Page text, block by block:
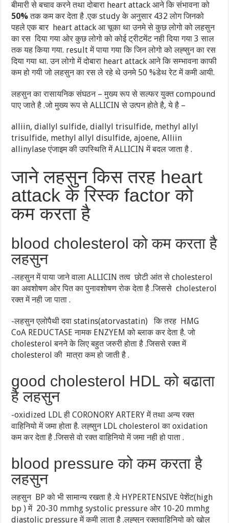
बीमारी से बचाव करने तथा दोबारा heart attack आने कि संभावना को
50%तक कम कर देता है .एक study के अनुसार 432 लोग जिनको
पहले एक बार heart attack आ चूका था उनमे से कुछ लोगो को लहसुन
का रस दिया गया ओर कुछ लोगो को कोई ट्रीटमेंट नही दिया गया 3 साल
तक यह किया गया. result में पाया गया कि जिन लोगो को लह्सुन का रस
दिया गया था. उन लोगो में दोबारा heart attack आने कि सम्भावना काफी
कम हो गयी जो लहसुन का रस ले रहे थे उनमे 50 %डेथ रेट में कमी आयी.
लहसुन का रासायनिक संघठन – मुख्य रूप से सल्फर युक्त compound
पाए जाते है .जो मुख्य रूप से ALLICIN से उत्पन होते है, ये है –
alliin, diallyl sulfide, diallyl trisulfide, methyl allyl
trisulfide, methyl allyl disulfide, ajoene, Alliin
allinylase एंजाइम की उपस्थिति में ALLICIN में बदल जाता है .
जाने लहसुन किस तरह heart
attack के रिस्क factor को
कम करता है
blood cholesterol को कम करता है
लहसुन
-लहसुन में पाया जाने वाला ALLICIN तत्व छोटी आंत से cholesterol
का अवशोषण ओर पित का पुनावशोषण रोक देता है .जिससे cholesterol
रक्त में नही जा पाता .
-लहसुन एलोपैथी दवा statins(atorvastatin) कि तरह HMG
CoA REDUCTASE नामक ENZYEM को ब्लाक कर देता है. जो
cholesterol बनने के लिए बहुत जरुरी होता है .जिससे रक्त में
cholesterol की मात्रा कम हो जाती है .
good cholesterol HDL को बढाता
है लहसुन
-oxidized LDL ही CORONORY ARTERY में तथा अन्य रक्त
वाहिनियो में जमा होता है. लह्सुन LDL cholesterol का oxidation
कम कर देता है .जिससे वो रक्त वाहिनियो में जमा नही हो पाता .
blood pressure को कम करता है
लहसुन
लहसुन BP को भी सामान्य रखता है .ये HYPERTENSIVE पेशेंट(high
bp ) में 20-30 mmhg systolic pressure ओर 10-20 mmhg
diastolic pressure में कमी लाता है .लह्सुन रक्तवाहिनियो को खोल